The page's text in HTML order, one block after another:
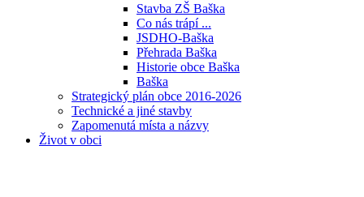
Stavba ZŠ Baška
Co nás trápí ...
JSDHO-Baška
Přehrada Baška
Historie obce Baška
Baška
Strategický plán obce 2016-2026
Technické a jiné stavby
Zapomenutá místa a názvy
Život v obci